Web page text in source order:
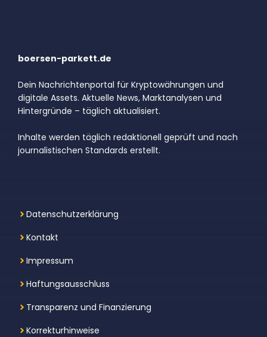
boersen-parkett.de
Dein Nachrichtenportal für Kryptowährungen und
digitale Assets. Aktuelle News, Marktanalysen und
Hintergründe – täglich aktualisiert.
Inhalte werden täglich redaktionell geprüft und nach
journalistischen Standards erstellt.
Datenschutzerklärung
Kontakt
Impressum
Haftungsausschluss
Transparenz und Finanzierung
Korrekturhinweise